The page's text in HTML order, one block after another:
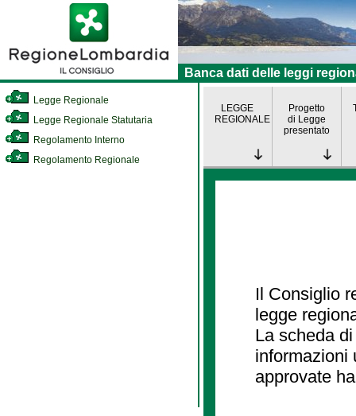
Banca dati delle leggi
Legge Regionale
Legge Regionale Statutaria
Regolamento Interno
Regolamento Regionale
LEGGE
REGIONALE
Progetto
di Legge
presentato
Il Consiglio
legge
La scheda
informazioni
approvate